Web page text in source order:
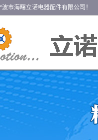
市海曙立诺电器配件有限公司！